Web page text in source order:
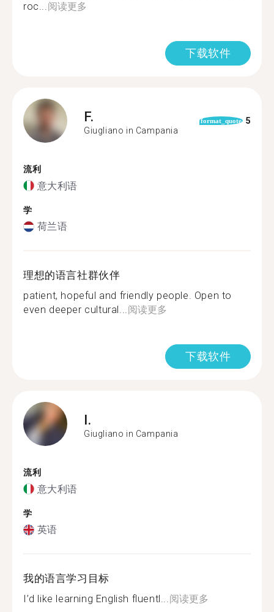
roc...阅读更多
下载软件
F.
Giugliano in Campania
format_quote 5
流利
意大利语
学
荷兰语
理想的语言社群伙伴
patient, hopeful and friendly people. Open to
even deeper cultural...阅读更多
下载软件
I.
Giugliano in Campania
流利
意大利语
学
英语
我的语言学习目标
I’d like learning English fluentl...阅读更多